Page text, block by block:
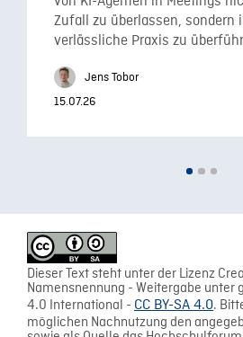
Zufall zu überlassen, sondern
verlässliche Praxis zu
Jens Tobor
15.07.26
Dieser Text steht unter der Lizenz
Namensnennung - Weitergabe unter
4.0 International - CC BY-SA 4.0.
möglichen Nachnutzung den